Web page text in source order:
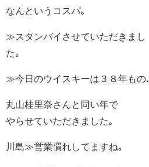
なんというコスパ｡
≫スタンバイさせていただきまし
た｡
≫今日のウイスキーは３８年もの､
丸山桂里奈さんと同い年で
やらせていただきました｡
川島≫営業慣れしてますね｡